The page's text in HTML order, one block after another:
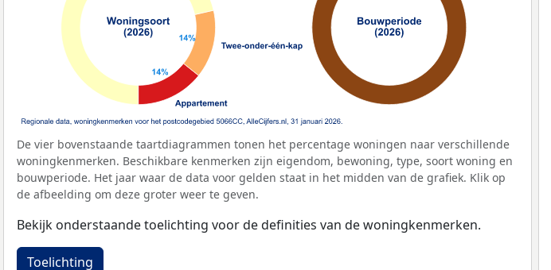
De vier bovenstaande taartdiagrammen tonen het percentage woningen naar verschillende
woningkenmerken. Beschikbare kenmerken zijn eigendom, bewoning, type, soort woning en
bouwperiode. Het jaar waar de data voor gelden staat in het midden van de grafiek. Klik op
de afbeelding om deze groter weer te geven.
Bekijk onderstaande toelichting voor de definities van de woningkenmerken.
Toelichting